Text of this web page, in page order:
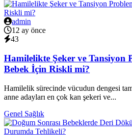
admin
12 ay önce
43
Hamilelikte Şeker ve Tansiyon
Bebek İçin Riskli mi?
Hamilelik sürecinde vücudun dengesi
anne adayları en çok kan şekeri ve...
Genel Sağlık